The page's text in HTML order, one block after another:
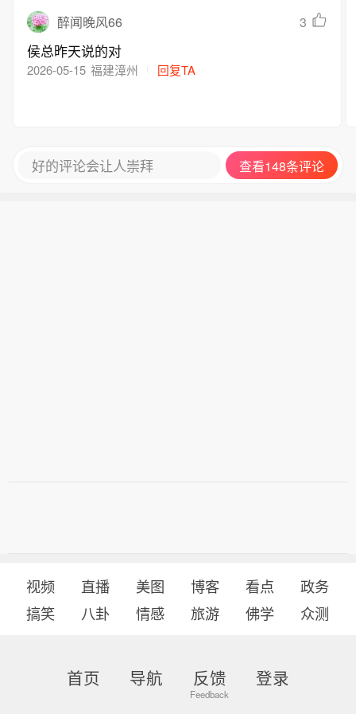
统百分之百确信会根据数据作出正确决
定、而不会玩党派政治的人，”哈塞特表
示。
醉闻晚风66 3
侯总昨天说的对
2026-05-15 福建漳州 回复TA
好的评论会让人崇拜 查看148条评论
视频 直播 美图 博客 看点
政务
搞笑
八卦 情感 旅游 佛学 众测
首页 导航 反馈 登录